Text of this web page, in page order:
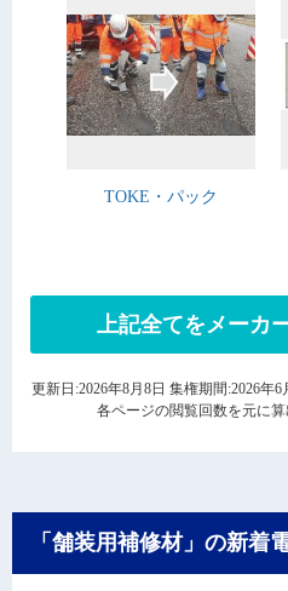
TOKE・パック
上記全てをメーカ
更新日:2026年8月8日 集権期間:2026年
各ページの閲覧回数を元に算
「舗装用補修材」の新着